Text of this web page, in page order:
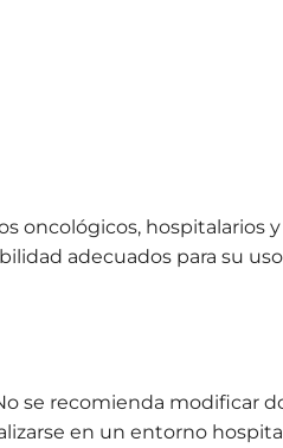
oncológicos, hospitalarios
adecuados para su
se recomienda modificar
en un entorno